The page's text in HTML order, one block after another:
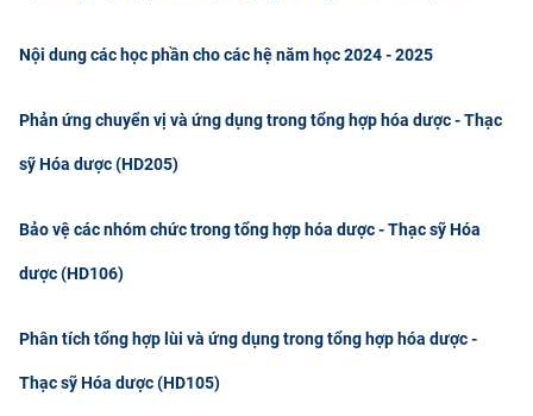
Nội dung các học phần cho các hệ năm học 2024 - 2025
Phản ứng chuyển vị và ứng dụng trong tổng hợp hóa dược - Thạc
sỹ Hóa dược (HD205)
Bảo vệ các nhóm chức trong tổng hợp hóa dược - Thạc sỹ Hóa
dược (HD106)
Phân tích tổng hợp lùi và ứng dụng trong tổng hợp hóa dược -
Thạc sỹ Hóa dược (HD105)